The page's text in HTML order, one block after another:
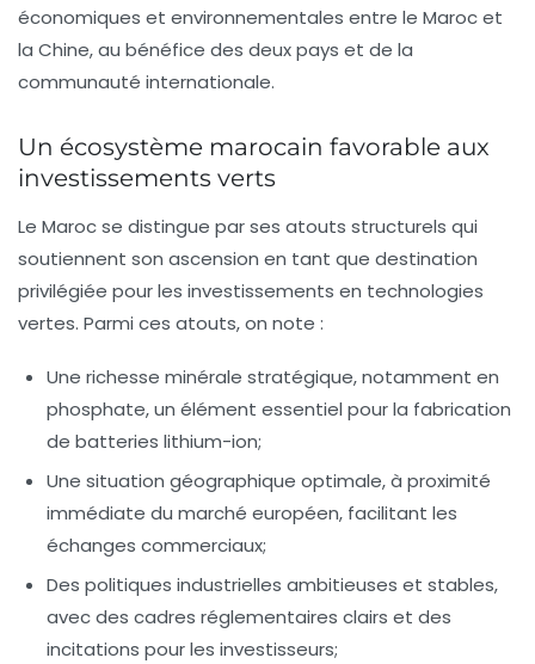
économiques et environnementales entre le Maroc et
la Chine, au bénéfice des deux pays et de la
communauté internationale.
Un écosystème marocain favorable aux
investissements verts
Le Maroc se distingue par ses atouts structurels qui
soutiennent son ascension en tant que destination
privilégiée pour les investissements en technologies
vertes. Parmi ces atouts, on note :
Une richesse minérale stratégique, notamment en
phosphate, un élément essentiel pour la fabrication
de batteries lithium-ion;
Une situation géographique optimale, à proximité
immédiate du marché européen, facilitant les
échanges commerciaux;
Des politiques industrielles ambitieuses et stables,
avec des cadres réglementaires clairs et des
incitations pour les investisseurs;